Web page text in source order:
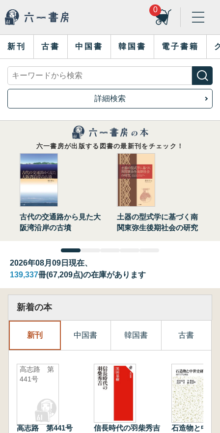
0
新刊 古書 中国書 韓国書 電子書籍
詳細検索
六一書房が出版する図書の最新刊をチェック！
古代の交通路から見た大
阪湾沿岸の古墳
土器の型式学に基づく南
関東弥生後期社会の研究
2026年08月09日現在、
139,337冊(67,209点)の在庫があります
新着の本
新刊 中国書 韓国書 古書
高志路 第
441号
高志路 第441号 信長時代の羽柴秀吉
石造物と中世